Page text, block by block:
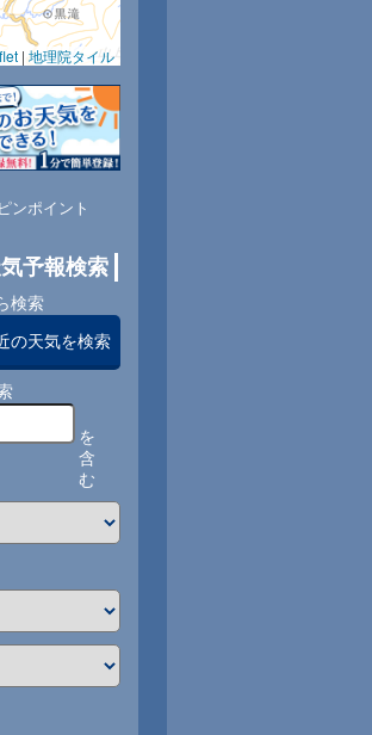
50
東
3 3
| 地理院タイル
ンポイント
予報検索
検索
の天気を検索
を
含
む